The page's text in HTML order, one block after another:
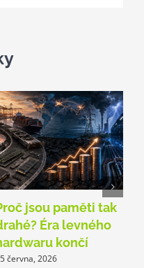
jsou paměti tak
Éra levného
končí
června, 2026